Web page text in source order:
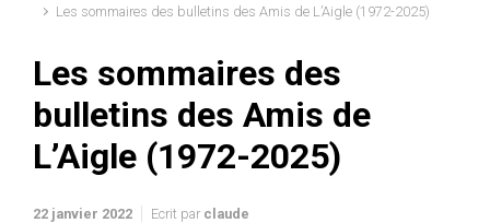
Les sommaires des bulletins des Amis de L’Aigle (1972-2025)
Les sommaires des
bulletins des Amis de
L’Aigle (1972-2025)
22 janvier 2022 Ecrit par claude